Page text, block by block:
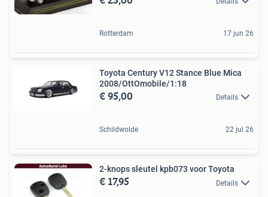
Rotterdam 17 jun 26
Toyota Century V12 Stance Blue Mica
2008/OttOmobile/1:18
€ 95,00 Details
Schildwolde 22 jul 26
2-knops sleutel kpb073 voor Toyota
€ 17,95 Details